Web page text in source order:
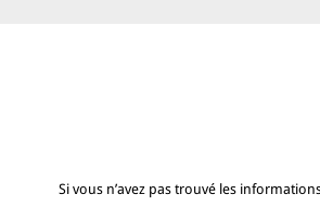
Si vous n’avez pas trouvé les